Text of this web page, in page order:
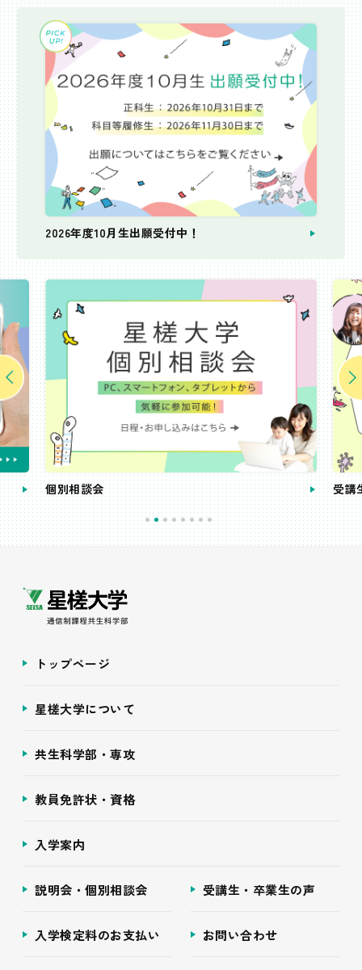
2026年度10月生出願受付中！
個別相談会 受講
トップページ
星槎大学について
共生科学部・専攻
教員免許状・資格
入学案内
説明会・個別相談会 受講生・卒業生の声
入学検定料のお支払い お問い合わせ